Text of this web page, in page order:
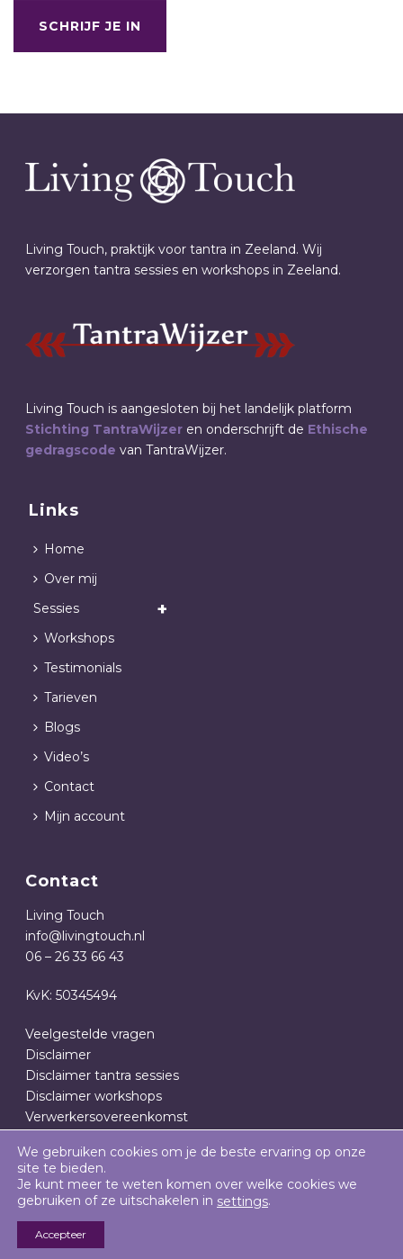
SCHRIJF JE IN
Living Touch, praktijk voor tantra in Zeeland. Wij
verzorgen tantra sessies en workshops in Zeeland.
Living Touch is aangesloten bij het landelijk platform
Stichting TantraWijzer en onderschrijft de Ethische
gedragscode van TantraWijzer.
Links
Home
Over mij
Sessies
Workshops
Testimonials
Tarieven
Blogs
Video’s
Contact
Mijn account
Contact
Living Touch
info@livingtouch.nl
06 – 26 33 66 43
KvK: 50345494
Veelgestelde vragen
Disclaimer
Disclaimer tantra sessies
Disclaimer workshops
Verwerkersovereenkomst
Algemene Voorwaarden
We gebruiken cookies om je de beste ervaring op onze
site te bieden.
Je kunt meer te weten komen over welke cookies we
gebruiken of ze uitschakelen in settings.
Accepteer